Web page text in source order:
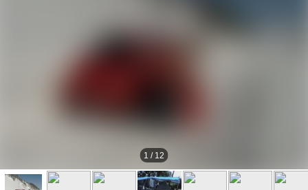
1 / 12